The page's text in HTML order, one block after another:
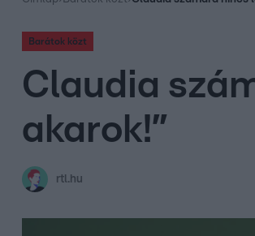
Barátok közt
Claudia
akarok!”
rtl.hu